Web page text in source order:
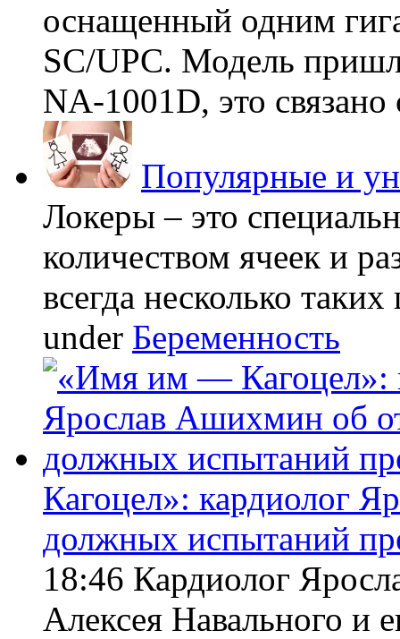
оснащенный одним
SC/UPC. Модель
NA-1001D, это связано
Популярные и
Локеры – это
количеством ячеек и
всегда несколько
under Беременность
Кагоцел»: кардиолог
должных испытаний
18:46 Кардиолог
Алексея Навального и